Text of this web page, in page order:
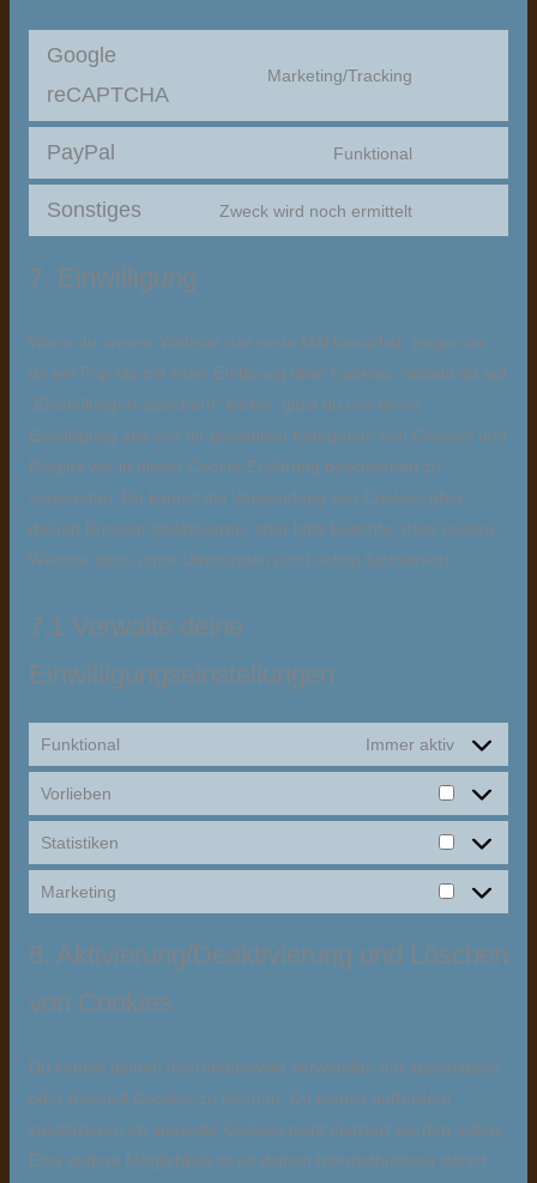
Google
reCAPTCHA
Marketing/Tracking
PayPal Funktional
Sonstiges Zweck wird noch ermittelt
7. Einwilligung
Wenn du unsere Website das erste Mal besuchst, zeigen wir
dir ein Pop-Up mit einer Erklärung über Cookies. Sobald du auf
„Einstellungen speichern“ klickst, gibst du uns deine
Einwilligung alle von dir gewählten Kategorien von Cookies und
Plugins wie in dieser Cookie-Erklärung beschrieben zu
verwenden. Du kannst die Verwendung von Cookies über
deinen Browser deaktivieren, aber bitte beachte, dass unsere
Website dann unter Umständen nicht richtig funktioniert.
7.1 Verwalte deine
Einwilligungseinstellungen
Funktional Immer aktiv
Vorlieben
Statistiken
Marketing
8. Aktivierung/Deaktivierung und Löschen
von Cookies
Du kannst deinen Internetbrowser verwenden um automatisch
oder manuell Cookies zu löschen. Du kannst außerdem
spezifizieren ob spezielle Cookies nicht platziert werden sollen.
Eine andere Möglichkeit ist es deinen Internetbrowser derart